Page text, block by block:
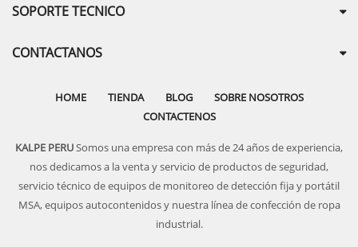
SOPORTE TECNICO
CONTACTANOS
HOME TIENDA BLOG
SOBRE NOSOTROS
CONTACTENOS
KALPE PERUSomos una empresa con más de 24 años de experiencia,
nos dedicamos a la venta y servicio de productos de seguridad,
servicio técnico de equipos de monitoreo de detección fija y portátil
MSA, equipos autocontenidos y nuestra línea de confección de ropa
industrial.